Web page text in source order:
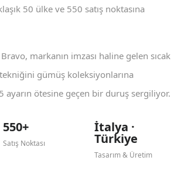
50 ülke ve 550 satış noktasına
markanın imzası haline gelen sıcak
gümüş koleksiyonlarına
ayarın ötesine geçen bir duruş sergiliyor.
550+
Satış Noktası
İtalya ·
Türkiye
Tasarım & Üretim